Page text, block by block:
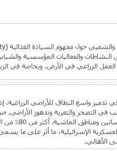
والفعاليات المؤسسية
العمل الزراعي في الأرض، وبخاصة في
واسع النطاق للأراضي الزراعية،
في التصحر والتعرية وتدهور الأراضي.
أضرار جسيمة لحقت
الإسرائيلية، ما أثر على ما
الأهالي.